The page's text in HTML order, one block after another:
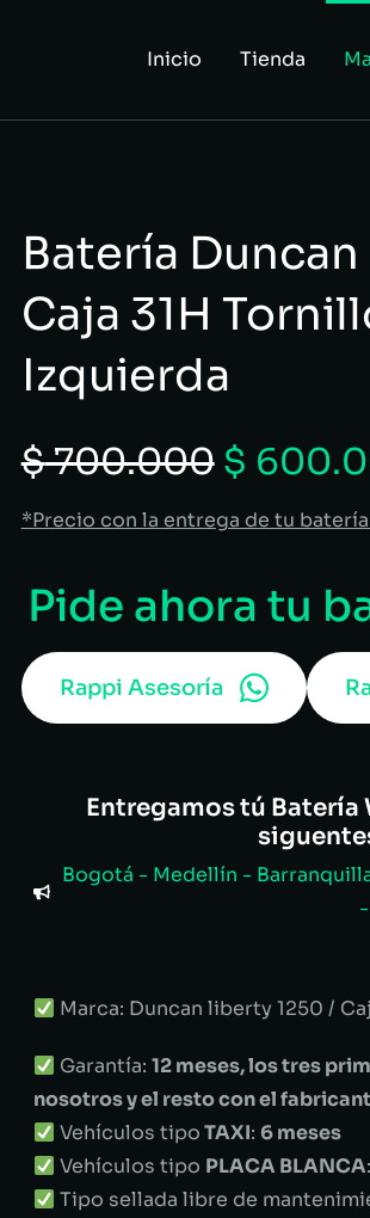
Inicio Tienda
Batería
Caja 31H
Izquierda
$700.000 $
*Precio con la entrega de tu
Pide ahora tu
Rappi Asesoría
Entregamos tú
Bogotá - Medellín -
Marca: Duncan liberty 1250 /
Garantía: 12 meses, los tres
nosotros y el resto con el
Vehículos tipoTAXI: 6 meses
Vehículos tipo PLACA BLANCA:
Tipo sellada libre de